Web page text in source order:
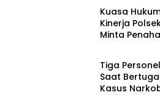
Kuasa
Kinerja
Minta
TNI - POLRI
Tiga
Saat
Kasus